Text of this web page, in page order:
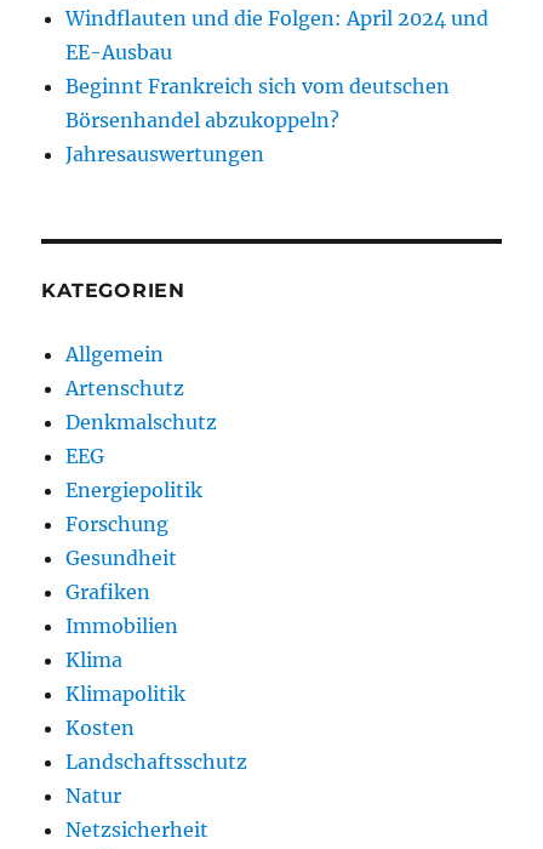
Windflauten und die Folgen: April 2024 und
EE-Ausbau
Beginnt Frankreich sich vom deutschen
Börsenhandel abzukoppeln?
Jahresauswertungen
KATEGORIEN
Allgemein
Artenschutz
Denkmalschutz
EEG
Energiepolitik
Forschung
Gesundheit
Grafiken
Immobilien
Klima
Klimapolitik
Kosten
Landschaftsschutz
Natur
Netzsicherheit